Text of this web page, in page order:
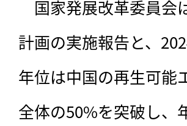
国家発展改革委員会
計画の実施報告と、
年位は中国の再生可能
全体の50%を突破し、